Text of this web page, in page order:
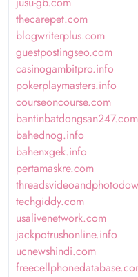
thecarepet.com
blogwriterplus.com
guestpostingseo.com
casinogambitpro.info
pokerplaymasters.info
courseoncourse.com
bantinbatdongsan247.com
bahednog.info
bahenxgek.info
pertamaskre.com
techgiddy.com
usalivenetwork.com
jackpotrushonline.info
ucnewshindi.com